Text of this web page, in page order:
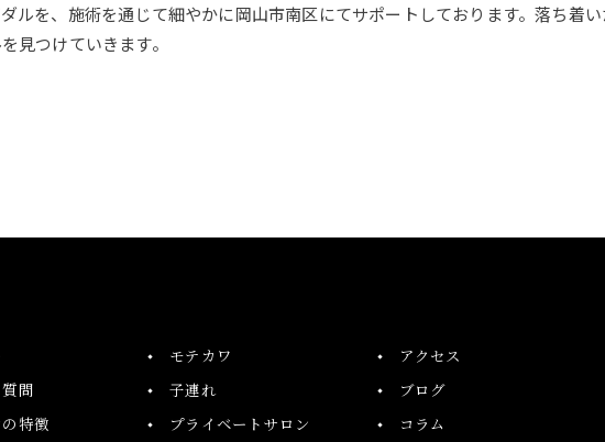
ルを、施術を通じて細やかに岡山市南区にてサポートしております。落ち着
見つけていきます。
問
特徴
モテカワ
子連れ
プライベートサロン
アクセス
ブログ
コラム